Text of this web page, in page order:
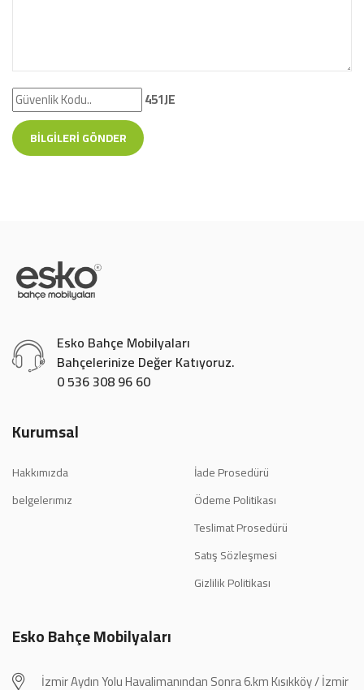
451JE
BILGILERI GÖNDER
Esko Bahçe Mobilyaları
Bahçelerinize Değer Katıyoruz.
0 536 308 96 60
Kurumsal
Hakkımızda
belgelerımız
İade Prosedürü
Ödeme Politikası
Teslimat Prosedürü
Satış Sözleşmesi
Gizlilik Politikası
Esko Bahçe Mobilyaları
İzmir Aydın Yolu Havalimanından Sonra 6.km Kısıkköy / İzmir